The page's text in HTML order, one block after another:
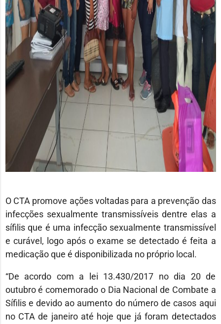
O CTA promove ações voltadas para a prevenção das
infecções sexualmente transmissíveis dentre elas a
sífilis que é uma infecção sexualmente transmissível
e curável, logo após o exame se detectado é feita a
medicação que é disponibilizada no próprio local.
“De acordo com a lei 13.430/2017 no dia 20 de
outubro é comemorado o Dia Nacional de Combate a
Sífilis e devido ao aumento do número de casos aqui
no CTA de janeiro até hoje que já foram detectados